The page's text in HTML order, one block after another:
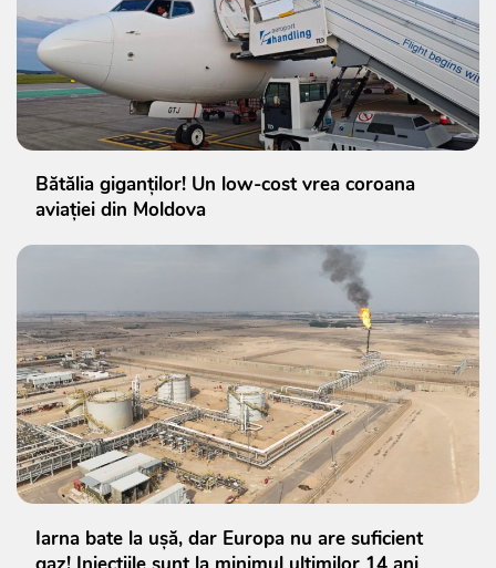
Bătălia giganților! Un low-cost vrea coroana
aviației din Moldova
Iarna bate la ușă, dar Europa nu are suficient